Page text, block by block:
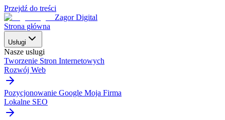
Przejdź do treści
Zagor Digital
Strona główna
Usługi
Nasze uslugi
Tworzenie Stron Internetowych
Rozwój Web
Pozycjonowanie Google Moja Firma
Lokalne SEO